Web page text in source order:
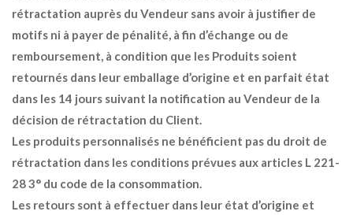
rétractation auprès du Vendeur sans avoir à justifier de
motifs ni à payer de pénalité, à fin d’échange ou de
remboursement, à condition que les Produits soient
retournés dans leur emballage d’origine et en parfait état
dans les 14 jours suivant la notification au Vendeur de la
décision de rétractation du Client.
Les produits personnalisés ne bénéficient pas du droit de
rétractation dans les conditions prévues aux articles L 221-
28 3° du code de la consommation.
Les retours sont à effectuer dans leur état d’origine et